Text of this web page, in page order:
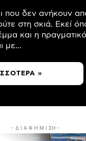
που δεν ανήκουν
στη σκιά. Εκεί
και η
με...
»
- Δ Ι Α Φ Η Μ Ι ΣΗ -